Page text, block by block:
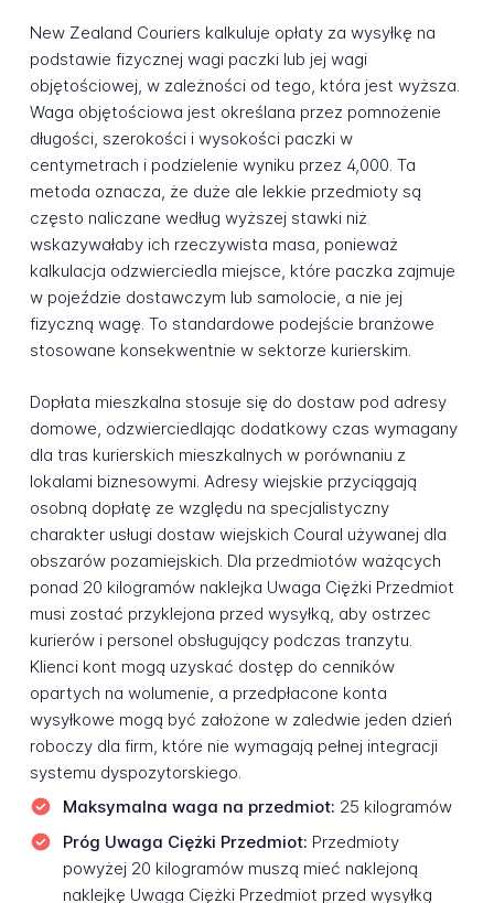
New Zealand Couriers kalkuluje opłaty za wysyłkę na
podstawie fizycznej wagi paczki lub jej wagi
objętościowej, w zależności od tego, która jest wyższa.
Waga objętościowa jest określana przez pomnożenie
długości, szerokości i wysokości paczki w
centymetrach i podzielenie wyniku przez 4,000. Ta
metoda oznacza, że duże ale lekkie przedmioty są
często naliczane według wyższej stawki niż
wskazywałaby ich rzeczywista masa, ponieważ
kalkulacja odzwierciedla miejsce, które paczka zajmuje
w pojeździe dostawczym lub samolocie, a nie jej
fizyczną wagę. To standardowe podejście branżowe
stosowane konsekwentnie w sektorze kurierskim.
Dopłata mieszkalna stosuje się do dostaw pod adresy
domowe, odzwierciedlając dodatkowy czas wymagany
dla tras kurierskich mieszkalnych w porównaniu z
lokalami biznesowymi. Adresy wiejskie przyciągają
osobną dopłatę ze względu na specjalistyczny
charakter usługi dostaw wiejskich Coural używanej dla
obszarów pozamiejskich. Dla przedmiotów ważących
ponad 20 kilogramów naklejka Uwaga Ciężki Przedmiot
musi zostać przyklejona przed wysyłką, aby ostrzec
kurierów i personel obsługujący podczas tranzytu.
Klienci kont mogą uzyskać dostęp do cenników
opartych na wolumenie, a przedpłacone konta
wysyłkowe mogą być założone w zaledwie jeden dzień
roboczy dla firm, które nie wymagają pełnej integracji
systemu dyspozytorskiego.
Maksymalna waga na przedmiot: 25 kilogramów
Próg Uwaga Ciężki Przedmiot: Przedmioty
powyżej 20 kilogramów muszą mieć naklejoną
naklejkę Uwaga Ciężki Przedmiot przed wysyłką